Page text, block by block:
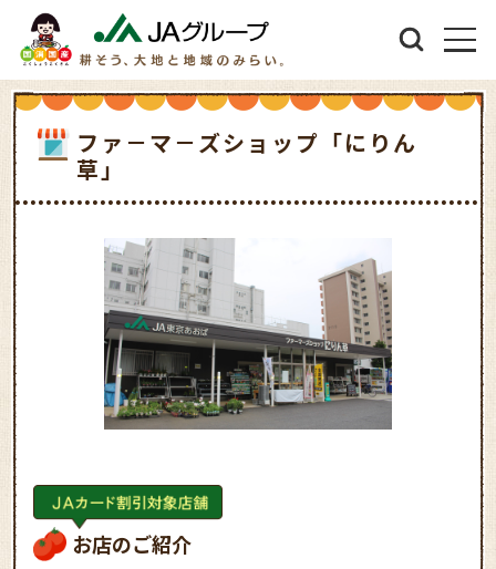
ファ－マ－ズショップ「にりん
草」
お店のご紹介